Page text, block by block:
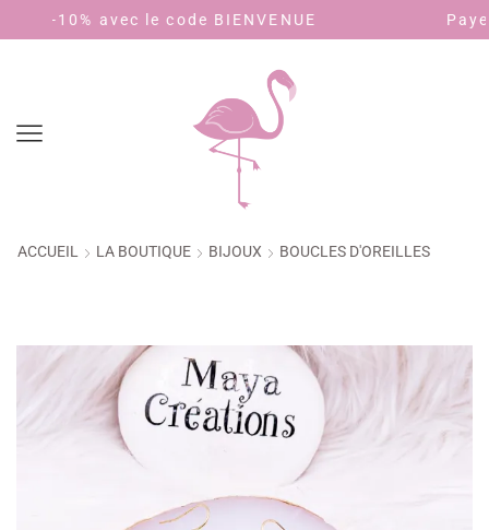
BIENVENUE Payez en 4 fois sans
ACCUEIL LA BOUTIQUE BIJOUX BOUCLES D'OREILLES